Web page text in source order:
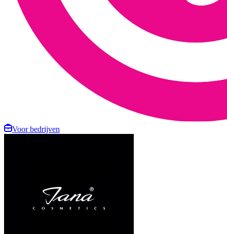
Voor bedrijven